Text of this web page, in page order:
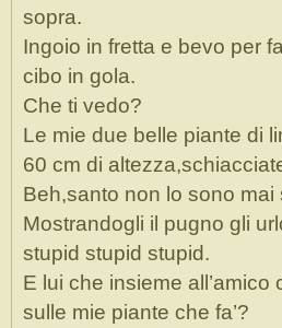
sopra.
Ingoio in fretta e bevo per
cibo in gola.
Che ti vedo?
Le mie due belle piante di
60 cm di
Beh,santo non lo sono mai
Mostrandogli il pugno gli
stupid stupid stupid.
E lui che insieme all’amico
sulle mie piante che fa’?